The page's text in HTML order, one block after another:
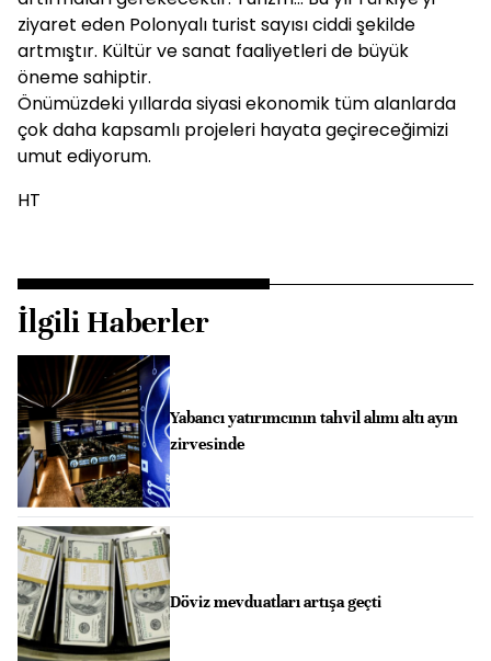
ziyaret eden Polonyalı turist sayısı ciddi şekilde
artmıştır. Kültür ve sanat faaliyetleri de büyük
öneme sahiptir.
Önümüzdeki yıllarda siyasi ekonomik tüm alanlarda
çok daha kapsamlı projeleri hayata geçireceğimizi
umut ediyorum.
HT
İlgili Haberler
Yabancı yatırımcının tahvil alımı altı ayın
zirvesinde
Döviz mevduatları artışa geçti